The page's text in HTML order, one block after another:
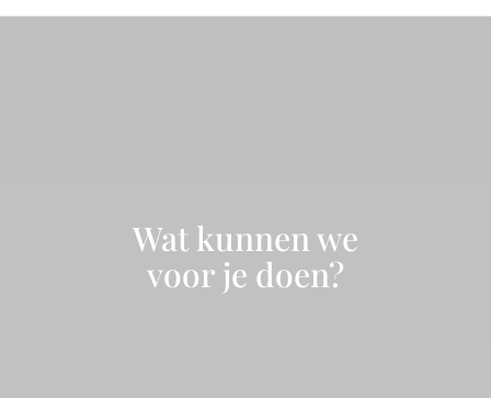
Wat kunnen we
voor je doen?